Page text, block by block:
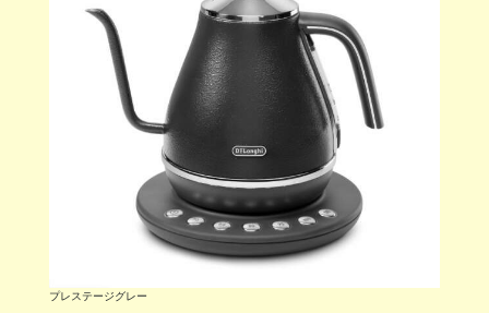
プレステージグレー